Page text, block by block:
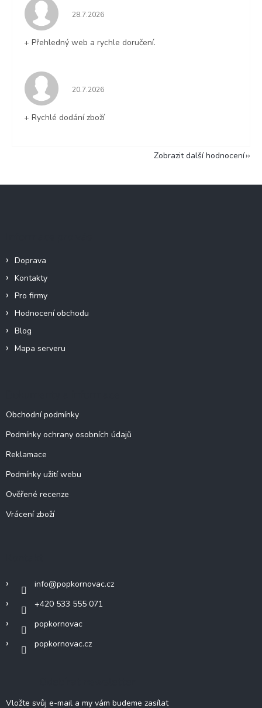
Hodnocení obchodu je 5 z 5 hvězdiček.
28.7.2026
+ Přehledný web a rychle doručení.
Hodnocení obchodu je 5 z 5 hvězdiček.
20.7.2026
+ Rychlé dodání zboží
Zobrazit další hodnocení
Doprava
Kontakty
Pro firmy
Hodnocení obchodu
Blog
Mapa serveru
Obchodní podmínky
Podmínky ochrany osobních údajů
Reklamace
Podmínky užití webu
Ověřené recenze
Vrácení zboží
info@popkornovac.cz
+420 533 555 071
popkornovac
popkornovac.cz
Vložte svůj e-mail a my vám budeme zasílat